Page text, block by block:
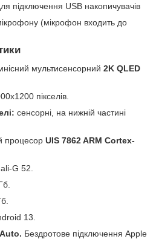
підключення USB накопичувачів
(мікрофон входить до
мультисенсорний 2K QLED
пікселів.
сенсорні, на нижній частині
процесор UIS 7862 ARM Cortex-
G 52.
13.
Бездротове підключення Apple